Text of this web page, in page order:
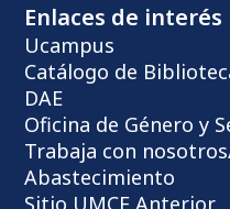
Enlaces de interés
Ucampus
Catálogo de
DAE
Oficina de Género y
Trabaja con
Abastecimiento
Sitio UMCE Anterior